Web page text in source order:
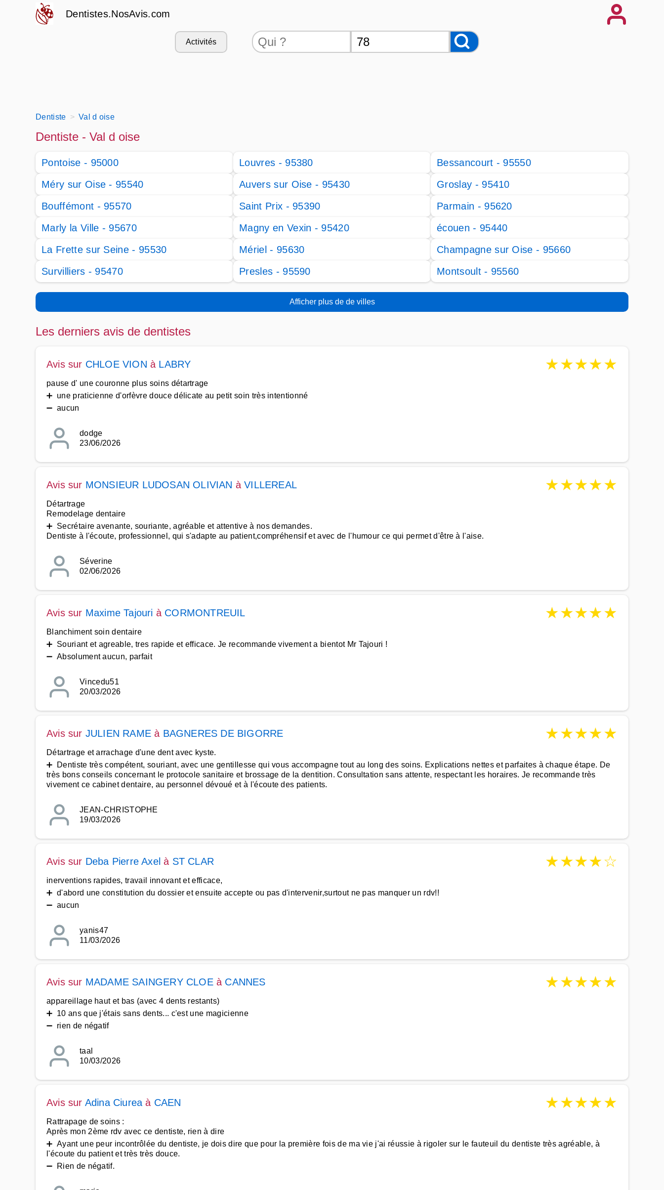
Dentistes.NosAvis.com
Activités
Dentiste Val d oise
Dentiste - Val d oise
Pontoise - 95000 Louvres - 95380
Bessancourt - 95550
Méry sur Oise - 95540
Auvers sur Oise - 95430
Groslay - 95410
Bouffémont - 95570
Saint Prix - 95390
Parmain - 95620
Marly la Ville - 95670
Magny en Vexin - 95420
écouen - 95440
La Frette sur Seine - 95530
Mériel - 95630
Champagne sur Oise - 95660
Survilliers - 95470
Presles - 95590 Montsoult - 95560
Afficher plus de de villes
Les derniers avis de dentistes
Avis sur CHLOE VION à LABRY ★★★★★
pause d' une couronne plus soins détartrage
➕ une praticienne d'orfèvre douce délicate au petit soin très intentionné
➖ aucun
dodge
23/06/2026
Avis sur MONSIEUR LUDOSAN OLIVIAN àVILLEREAL ★★★★★
Détartrage
Remodelage dentaire
➕ Secrétaire avenante, souriante, agréable et attentive à nos demandes.
Dentiste à l'écoute, professionnel, qui s'adapte au patient,compréhensif et avec de l'humour ce qui permet d'être à l'aise.
Séverine
02/06/2026
Avis sur Maxime Tajouri à CORMONTREUIL ★★★★★
Blanchiment soin dentaire
➕ Souriant et agreable, tres rapide et efficace. Je recommande vivement a bientot Mr Tajouri !
➖ Absolument aucun, parfait
Vincedu51
20/03/2026
Avis sur JULIEN RAME à BAGNERES DE BIGORRE ★★★★★
Détartrage et arrachage d'une dent avec kyste.
➕ Dentiste très compétent, souriant, avec une gentillesse qui vous accompagne tout au long des soins. Explications nettes et parfaites à chaque étape. De
très bons conseils concernant le protocole sanitaire et brossage de la dentition. Consultation sans attente, respectant les horaires. Je recommande très
vivement ce cabinet dentaire, au personnel dévoué et à l'écoute des patients.
JEAN-CHRISTOPHE
19/03/2026
Avis sur Deba Pierre Axel à ST CLAR ★★★★☆
inerventions rapides, travail innovant et efficace,
➕ d'abord une constitution du dossier et ensuite accepte ou pas d'intervenir,surtout ne pas manquer un rdv!!
➖ aucun
yanis47
11/03/2026
Avis sur MADAME SAINGERY CLOEà CANNES ★★★★★
appareillage haut et bas (avec 4 dents restants)
➕ 10 ans que j'étais sans dents... c'est une magicienne
➖ rien de négatif
taal
10/03/2026
Avis sur Adina Ciurea à CAEN ★★★★★
Rattrapage de soins :
Après mon 2ème rdv avec ce dentiste, rien à dire
➕ Ayant une peur incontrôlée du dentiste, je dois dire que pour la première fois de ma vie j'ai réussie à rigoler sur le fauteuil du dentiste très agréable, à
l'écoute du patient et très très douce.
➖ Rien de négatif.